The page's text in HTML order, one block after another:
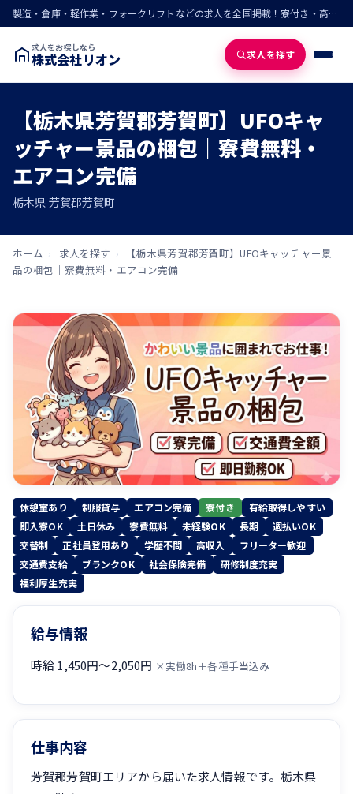
製造・倉庫・軽作業・フォークリフトなどの求人を全国掲載！寮付き・高収入・即入寮の仕事が見つかる
求人をお探しなら
株式会社リオン 求人を探す
【栃木県芳賀郡芳賀町】UFOキャ
ッチャー景品の梱包｜寮費無料・
エアコン完備
栃木県 芳賀郡芳賀町
ホーム › 求人を探す ›
【栃木県芳賀郡芳賀町】UFOキャッチャー景
品の梱包｜寮費無料・エアコン完備
休憩室あり 制服貸与 エアコン完備 寮付き
有給取得しやすい
即入寮OK
土日休み 寮費無料 未経験OK 長期
週払いOK
交替制
正社員登用あり 学歴不問 高収入
フリーター歓迎
交通費支給
ブランクOK 社会保険完備
研修制度充実
福利厚生充実
給与情報
時給 1,450円〜2,050円 ×実働8h＋各種手当込み
仕事内容
芳賀郡芳賀町エリアから届いた求人情報です。栃木県